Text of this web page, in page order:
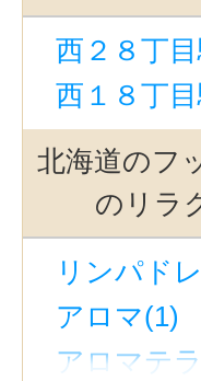
西２８丁
西１８丁
北海道のフ
のリラ
リンパド
アロマ(1)
アロマテ